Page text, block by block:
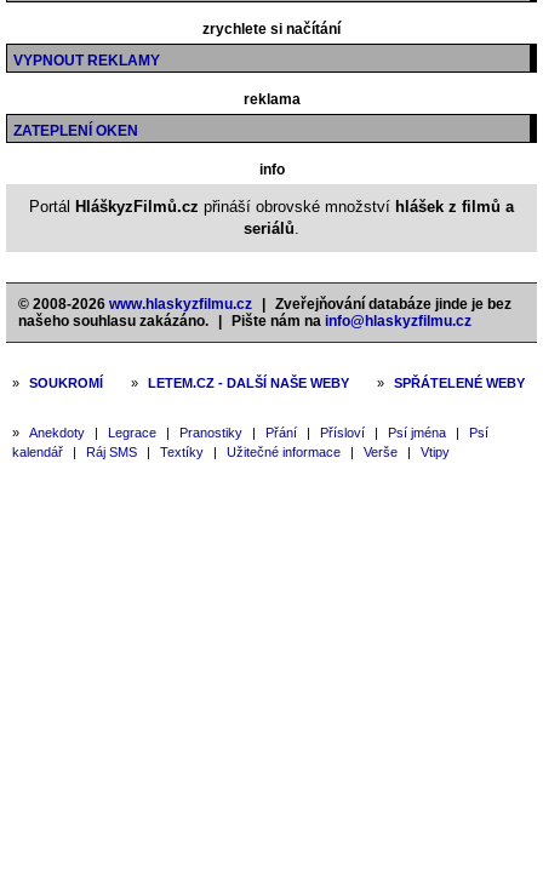
zrychlete si načítání
VYPNOUT REKLAMY
reklama
ZATEPLENÍ OKEN
info
Portál HláškyzFilmů.cz přináší obrovské množství hlášek z filmů a
seriálů.
© 2008-2026 www.hlaskyzfilmu.cz
Zveřejňování databáze jinde je bez
našeho souhlasu zakázáno.
Pište nám na info@hlaskyzfilmu.cz
» SOUKROMÍ » LETEM.CZ - DALŠÍ NAŠE WEBY » SPŘÁTELENÉ WEBY
» Anekdoty | Legrace | Pranostiky | Přání | Přísloví | Psí jména |
Psí
kalendář
| Ráj SMS | Textíky | Užitečné informace | Verše | Vtipy